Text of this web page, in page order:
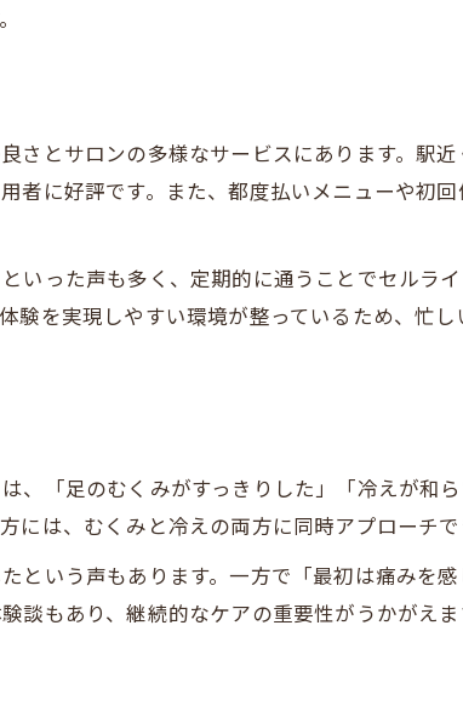
ッキリ軽減するコツ
で実践できる継続ケア術
ライト軽減のポイント紹介
と日常生活の習慣化ポイント
とサロンの多様なサービスにあります。駅
者に好評です。また、都度払いメニューや初
いった声も多く、定期的に通うことでセルラ
を実現しやすい環境が整っているため、忙
、「足のむくみがすっきりした」「冷えが和
は、むくみと冷えの両方に同時アプローチで
という声もあります。一方で「最初は痛みを
もあり、継続的なケアの重要性がうかがえ